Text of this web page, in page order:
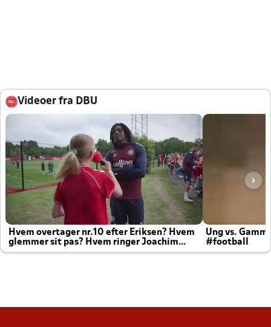
Videoer fra DBU
Hvem overtager nr.10 efter Eriksen? Hvem
glemmer sit pas? Hvem ringer Joachim
altid til efter kampe?
Ung vs.
#football